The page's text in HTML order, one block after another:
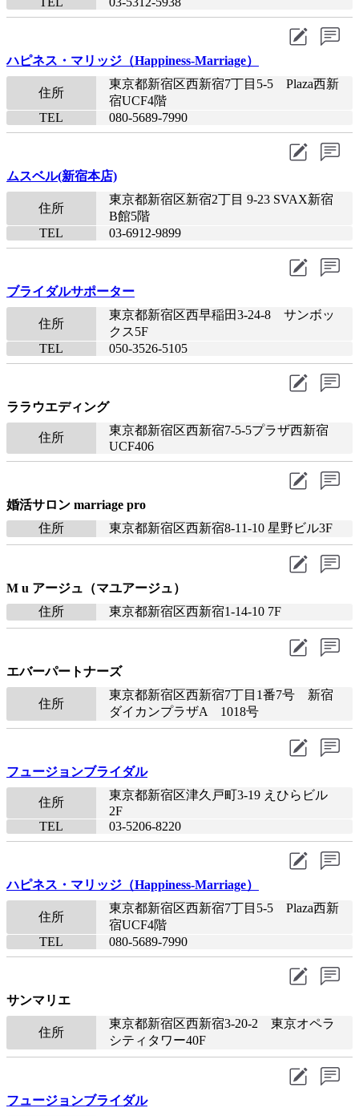
ハピネス・マリッジ（Happiness-Marriage）
住所
東京都新宿区西新宿7丁目5-5 Plaza西新
宿UCF4階
TEL
080-5689-7990​
ムスベル(新宿本店)
住所
東京都新宿区新宿2丁目 9-23 SVAX新宿
B館5階
TEL
03-6912-9899​
ブライダルサポーター
住所
東京都新宿区西早稲田3-24-8 サンボッ
クス5F
TEL
050-3526-5105​
ララウエディング
住所
東京都新宿区西新宿7-5-5プラザ西新宿
UCF406
婚活サロン marriage pro
住所
東京都新宿区西新宿8-11-10 星野ビル3F
M u アージュ（マユアージュ）
住所
東京都新宿区西新宿1-14-10 7F
エバーパートナーズ
住所
東京都新宿区西新宿7丁目1番7号 新宿
ダイカンプラザA 1018号
フュージョンブライダル
住所
東京都新宿区津久戸町3-19 えひらビル
2F
TEL
03-5206-8220​
ハピネス・マリッジ（Happiness-Marriage）
住所
東京都新宿区西新宿7丁目5-5 Plaza西新
宿UCF4階
TEL
080-5689-7990​
サンマリエ
住所
東京都新宿区西新宿3-20-2 東京オペラ
シティタワー40F
フュージョンブライダル